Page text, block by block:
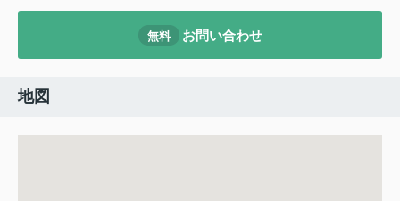
無料 お問い合わせ
地図